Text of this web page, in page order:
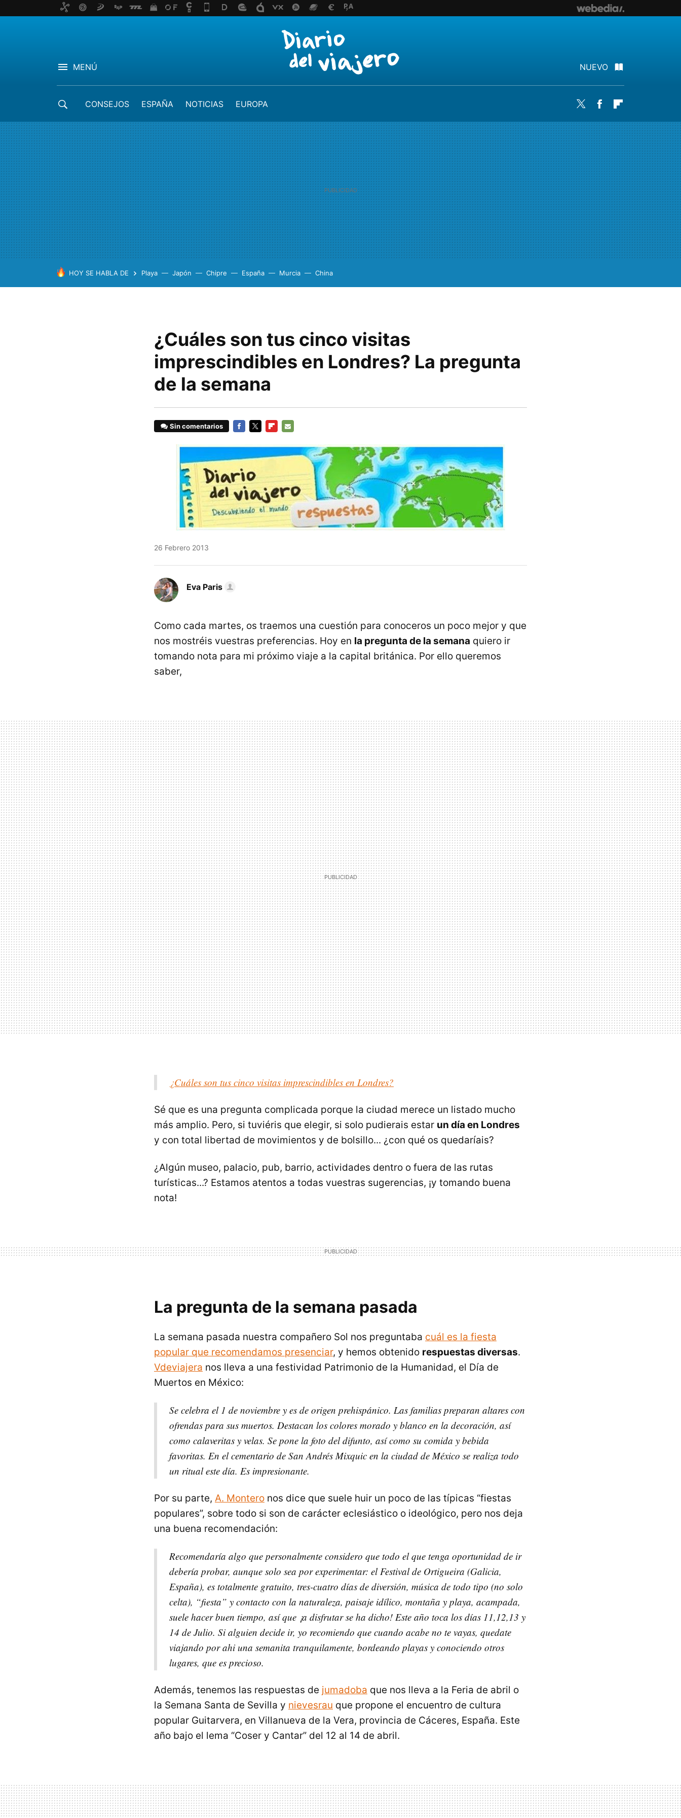
MENÚ NUEVO
CONSEJOS ESPAÑA NOTICIAS EUROPA Twitter Facebook
HOY SE HABLA DE Playa Japón Chipre España Murcia China
¿Cuáles son tus cinco visitas
imprescindibles en Londres? La pregunta
de la semana
Sin comentarios
MAIL
26 Febrero 2013
Eva Paris
Como cada martes, os traemos una cuestión para conoceros un poco mejor y que
nos mostréis vuestras preferencias. Hoy en la pregunta de la semana quiero ir
tomando nota para mi próximo viaje a la capital británica. Por ello queremos
saber,
¿Cuáles son tus cinco visitas imprescindibles en Londres?
Sé que es una pregunta complicada porque la ciudad merece un listado mucho
más amplio. Pero, si tuviéris que elegir, si solo pudierais estar un día en Londres
y con total libertad de movimientos y de bolsillo... ¿con qué os quedaríais?
¿Algún museo, palacio, pub, barrio, actividades dentro o fuera de las rutas
turísticas...? Estamos atentos a todas vuestras sugerencias, ¡y tomando buena
nota!
La pregunta de la semana pasada
La semana pasada nuestra compañero Sol nos preguntaba cuál es la fiesta
popular que recomendamos presenciar, y hemos obtenido respuestas diversas.
Vdeviajera nos lleva a una festividad Patrimonio de la Humanidad, el Día de
Muertos en México:
Se celebra el 1 de noviembre y es de origen prehispánico. Las familias preparan altares con
ofrendas para sus muertos. Destacan los colores morado y blanco en la decoración, así
como calaveritas y velas. Se pone la foto del difunto, así como su comida y bebida
favoritas. En el cementario de San Andrés Mixquic en la ciudad de México se realiza todo
un ritual este día. Es impresionante.
Por su parte, A. Montero nos dice que suele huir un poco de las típicas “fiestas
populares”, sobre todo si son de carácter eclesiástico o ideológico, pero nos deja
una buena recomendación:
Recomendaría algo que personalmente considero que todo el que tenga oportunidad de ir
debería probar, aunque solo sea por experimentar: el Festival de Ortigueira (Galicia,
España), es totalmente gratuito, tres-cuatro días de diversión, música de todo tipo (no solo
celta), “fiesta” y contacto con la naturaleza, paisaje idílico, montaña y playa, acampada,
suele hacer buen tiempo, así que ¡a disfrutar se ha dicho! Este año toca los días 11,12,13 y
14 de Julio. Si alguien decide ir, yo recomiendo que cuando acabe no te vayas, quedate
viajando por ahi una semanita tranquilamente, bordeando playas y conociendo otros
lugares, que es precioso.
Además, tenemos las respuestas de jumadoba que nos lleva a la Feria de abril o
la Semana Santa de Sevilla y nievesrau que propone el encuentro de cultura
popular Guitarvera, en Villanueva de la Vera, provincia de Cáceres, España. Este
año bajo el lema “Coser y Cantar” del 12 al 14 de abril.